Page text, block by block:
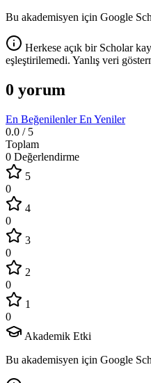
Bu akademisyen için Google
Herkese açık bir Scholar
eşleştirilemedi. Yanlış veri
0 yorum
En BeğenilenlerEn Yeniler
0.0 / 5
Toplam
0 Değerlendirme
5
0
4
0
3
0
2
0
1
0
Akademik Etki
Bu akademisyen için Google